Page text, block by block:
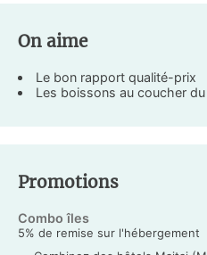
On aime
Le bon rapport qualité-prix
Les boissons au coucher
Promotions
Combo îles
5% de remise sur l'hébergement